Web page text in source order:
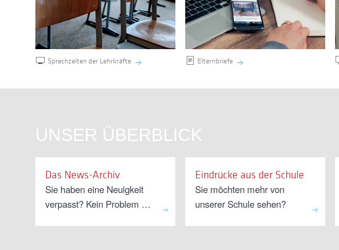
Sprechzeiten der Lehrkräfte Elternbriefe
UNSER ÜBERBLICK
Das News-Archiv
Sie haben eine Neuigkeit
verpasst? Kein Problem …
Eindrücke aus der Schule
Sie möchten mehr von
unserer Schule sehen?